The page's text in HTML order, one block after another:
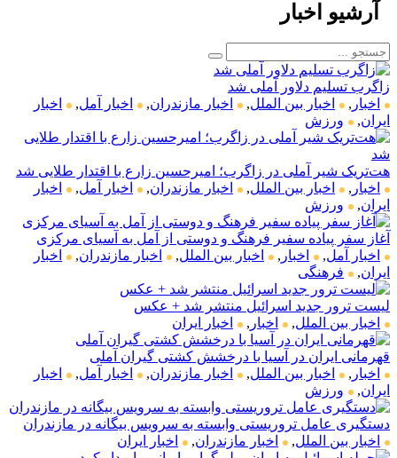
آرشیو اخبار
زاگرب تسلیم دلاور آملی شد
اخبار , اخبار بین الملل, اخبار مازندران, اخبار آمل,
اخبار
ایران, ورزش
هت‌تریک شیر آملی در زاگرب؛ امیرحسین زارع با اقتدار طلایی شد
اخبار , اخبار بین الملل, اخبار مازندران, اخبار آمل,
اخبار
ایران, ورزش
آغاز سفر پیاده سفیر فرهنگ و دوستی از آمل به آسیای مرکزی
اخبار آمل, اخبار , اخبار بین الملل, اخبار مازندران,
اخبار
ایران, فرهنگی
لیست ترور جدید اسرائیل منتشر شد + عکس
اخبار بین الملل, اخبار , اخبار ایران
قهرمانی ایران در آسیا با درخشش کشتی گیران آملی
اخبار , اخبار بین الملل, اخبار مازندران, اخبار آمل,
اخبار
ایران, ورزش
دستگیری عامل تروریستی وابسته به سرویس بیگانه در مازندران
اخبار بین الملل, اخبار مازندران, اخبار ایران